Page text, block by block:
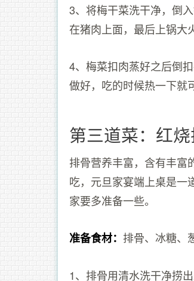
3、将梅干菜洗干净，倒
在猪肉上面，最后上锅大
4、梅菜扣肉蒸好之后倒
做好，吃的时候热一下就
第三道菜：红
排骨营养丰富，含有丰富
吃，元旦家宴端上桌是一
家要多准备一些。
准备食材： 排骨、冰糖、
1、排骨用清水洗干净捞